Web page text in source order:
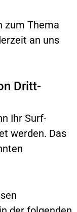
zum Thema
an uns
Dritt­
Ihr Surf-
werden. Das